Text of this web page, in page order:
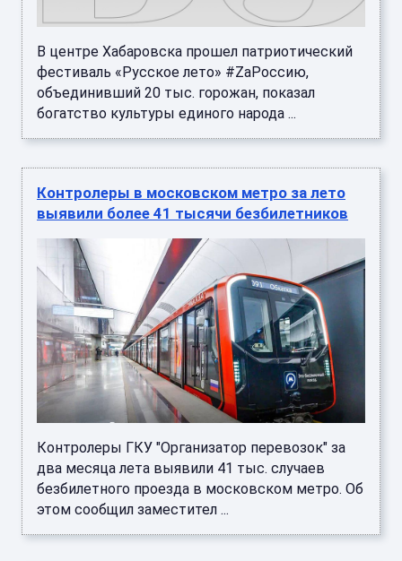
В центре Хабаровска прошел патриотический
фестиваль «Русское лето» #ZaРоссию,
объединивший 20 тыс. горожан, показал
богатство культуры единого народа ...
Контролеры в московском метро за лето
выявили более 41 тысячи безбилетников
Контролеры ГКУ "Организатор перевозок" за
два месяца лета выявили 41 тыс. случаев
безбилетного проезда в московском метро. Об
этом сообщил заместител ...